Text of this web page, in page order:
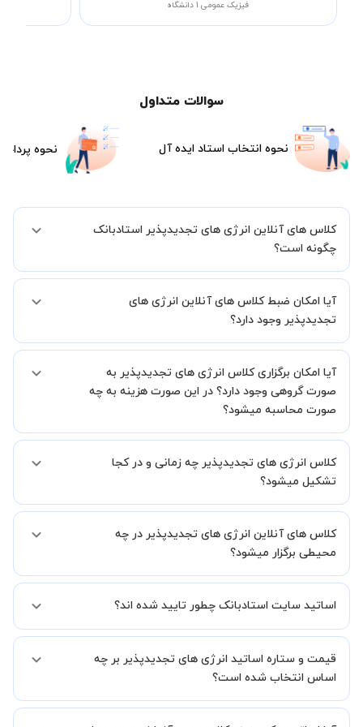
فیزیک عمومی 1 دانشگاه
سوالات متداول
نحوه انتخاب استاد ایده آل نحوه
کلاس های آنلاین انرژی های تجدیدپذیر استادبانک
چگونه است؟
شما میدهیم که استاد شما پیش از جلسه تمامی موارد لازم برای برگزاری
یک کلاس آنلاین با کیفیت و مفید را به شما توضیح خواهند داد.
آیا امکان ضبط کلاس های آنلاین انرژی های
تجدیدپذیر وجود دارد؟
کنید.
آیا امکان برگزاری کلاس انرژی های تجدیدپذیر به
صورت گروهی وجود دارد؟ در این صورت هزینه به چه
صورت محاسبه میشود؟
در صورتیکه مایل هستید کلاس ها را در کنار دوستان و یا آشنایان خود به
صورت گروهی برگزار کنید، این امکان وجود دارد. در این حالت، به ازای هر
اضافه خواهد شد.
کلاس انرژی های تجدیدپذیر چه زمانی و در کجا
تشکیل میشود؟
استاد تعیین خواهد شد.
همچنین کلاس های خصوصی به طور کلی در منزل شاگرد برگزار میشود. در
کلاس در یک مکان عمومی مانند کتابخانه با استاد خود هماهنگی لازم را
انجام دهید.
کلاس های آنلاین انرژی های تجدیدپذیر در چه
محیطی برگزار میشود؟
اساتید سایت استادبانک چطور تایید شده اند؟
در صورت رضایت از شیوه تدریس، استاد مجوز فعالیت در استادبانک را
دریافت میکند.
اساس رضایت شاگرد بررسی میکند.
قیمت و ستاره اساتید انرژی های تجدیدپذیر بر چه
اساس انتخاب شده است؟